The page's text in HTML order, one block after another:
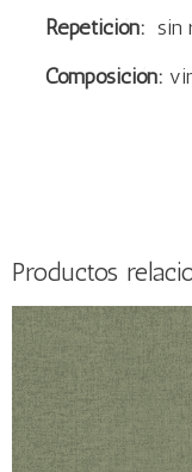
Repetición: sin
Composición:
Productos